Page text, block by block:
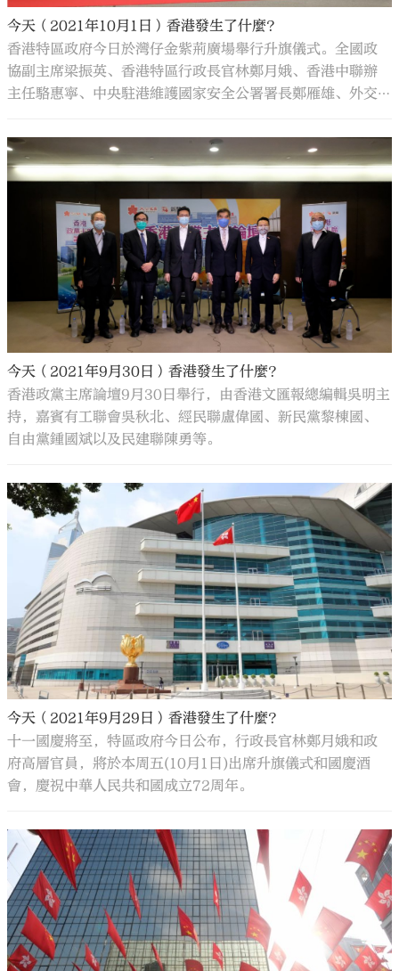
今天（2021年10月1日）香港發生了什麼？
香港特區政府今日於灣仔金紫荊廣場舉行升旗儀式。全國政
協副主席梁振英、香港特區行政長官林鄭月娥、香港中聯辦
主任駱惠寧、中央駐港維護國家安全公署署長鄭雁雄、外交
道祥，以及香港特區終審法院首席法官張舉能、特區政府主
要官員、行政會議成員和社會各界知名人士等出席。
今天（2021年9月30日）香港發生了什麼？
香港政黨主席論壇9月30日舉行，由香港文匯報總編輯吳明主
持，嘉賓有工聯會吳秋北、經民聯盧偉國、新民黨黎棟國、
自由黨鍾國斌以及民建聯陳勇等。
今天（2021年9月29日）香港發生了什麼？
十一國慶將至，特區政府今日公布，行政長官林鄭月娥和政
府高層官員，將於本周五(10月1日)出席升旗儀式和國慶酒
會，慶祝中華人民共和國成立72周年。